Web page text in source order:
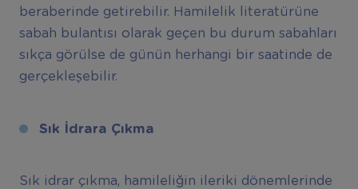
beraberinde getirebilir. Hamilelik literatürüne
sabah bulantısı olarak geçen bu durum sabahları
sıkça görülse de günün herhangi bir saatinde de
gerçekleşebilir.
Sık İdrara Çıkma
Sık idrar çıkma, hamileliğin ileriki dönemlerinde